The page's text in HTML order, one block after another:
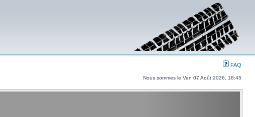
FAQ
Nous sommes le Ven 07 Août 2026, 18:45